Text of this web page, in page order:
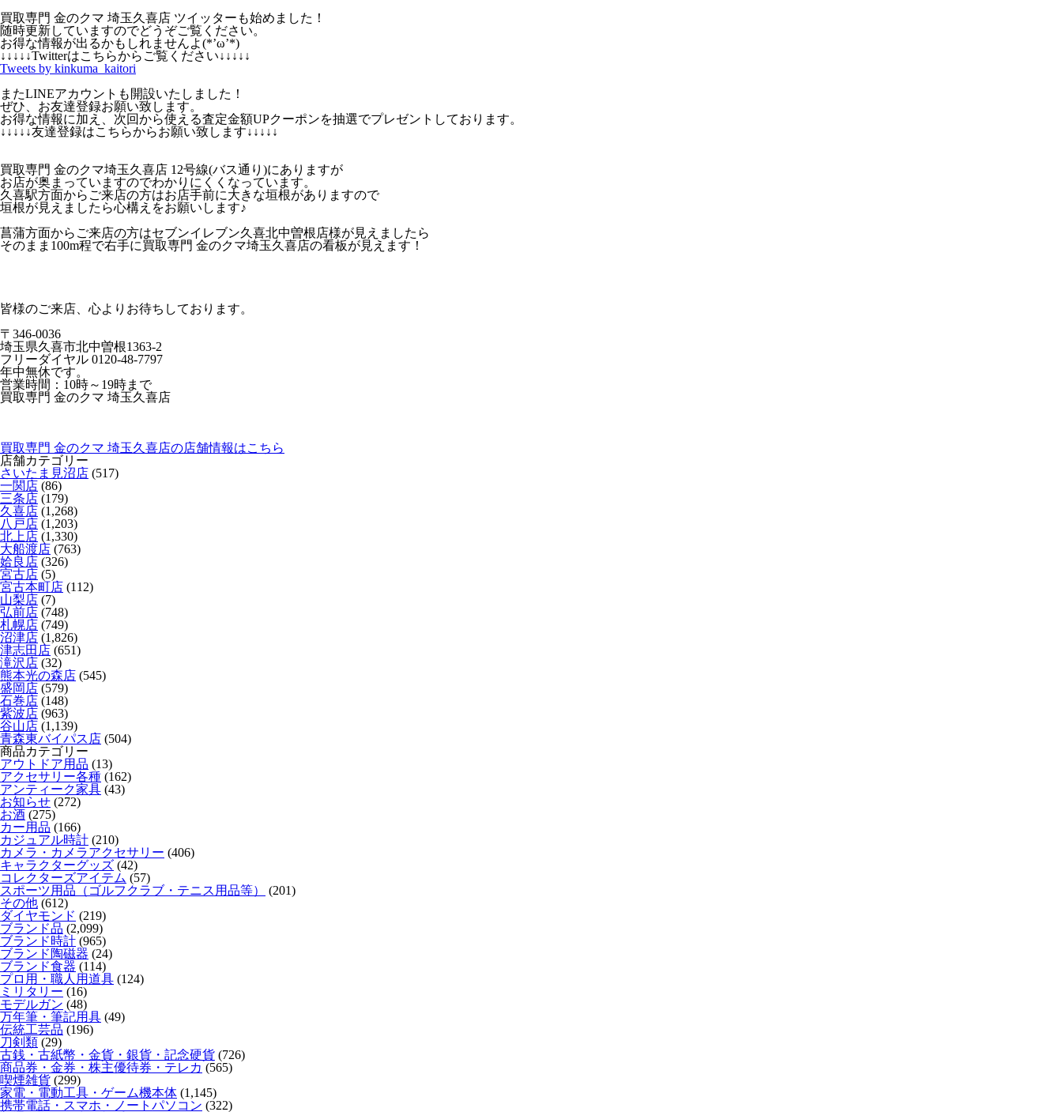
買取専門 金のクマ 埼玉久喜店 ツイッターも始めました！
随時更新していますのでどうぞご覧ください。
お得な情報が出るかもしれませんよ(*’ω’*)
↓↓↓↓↓Twitterはこちらからご覧ください↓↓↓↓↓
Tweets by kinkuma_kaitori
またLINEアカウントも開設いたしました！
ぜひ、お友達登録お願い致します。
お得な情報に加え、次回から使える査定金額UPクーポンを抽選でプレゼントしております。
↓↓↓↓↓友達登録はこちらからお願い致します↓↓↓↓↓
買取専門 金のクマ埼玉久喜店 12号線(バス通り)にありますが
お店が奥まっていますのでわかりにくくなっています。
久喜駅方面からご来店の方はお店手前に大きな垣根がありますので
垣根が見えましたら心構えをお願いします♪
菖蒲方面からご来店の方はセブンイレブン久喜北中曽根店様が見えましたら
そのまま100m程で右手に買取専門 金のクマ埼玉久喜店の看板が見えます！
皆様のご来店、心よりお待ちしております。
〒346-0036
埼玉県久喜市北中曽根1363-2
フリーダイヤル 0120-48-7797
年中無休です。
営業時間：10時～19時まで
買取専門 金のクマ 埼玉久喜店
買取専門 金のクマ 埼玉久喜店の店舗情報はこちら
店舗カテゴリー
さいたま見沼店 (517)
一関店 (86)
三条店 (179)
久喜店 (1,268)
八戸店 (1,203)
北上店 (1,330)
大船渡店 (763)
姶良店 (326)
宮古店 (5)
宮古本町店 (112)
山梨店 (7)
弘前店 (748)
札幌店 (749)
沼津店 (1,826)
津志田店 (651)
滝沢店 (32)
熊本光の森店 (545)
盛岡店 (579)
石巻店 (148)
紫波店 (963)
谷山店 (1,139)
青森東バイパス店 (504)
商品カテゴリー
アウトドア用品 (13)
アクセサリー各種 (162)
アンティーク家具 (43)
お知らせ (272)
お酒 (275)
カー用品 (166)
カジュアル時計 (210)
カメラ・カメラアクセサリー (406)
キャラクターグッズ (42)
コレクターズアイテム (57)
スポーツ用品（ゴルフクラブ・テニス用品等）
(201)
その他 (612)
ダイヤモンド (219)
ブランド品 (2,099)
ブランド時計 (965)
ブランド陶磁器 (24)
ブランド食器 (114)
プロ用・職人用道具 (124)
ミリタリー (16)
モデルガン (48)
万年筆・筆記用具 (49)
伝統工芸品 (196)
刀剣類 (29)
古銭・古紙幣・金貨・銀貨・記念硬貨 (726)
商品券・金券・株主優待券・テレカ (565)
喫煙雑貨 (299)
家電・電動工具・ゲーム機本体 (1,145)
携帯電話・スマホ・ノートパソコン (322)